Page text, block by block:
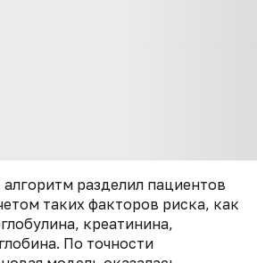
разделил пациентов
таких факторов риска, как
креатинина,
По точности